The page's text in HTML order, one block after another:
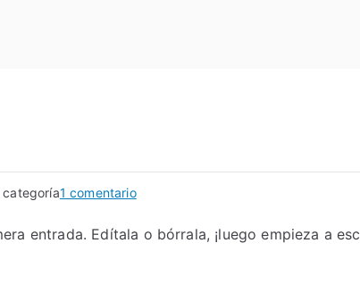
categoría1 comentario
entrada. Edítala o bórrala, ¡luego empieza a